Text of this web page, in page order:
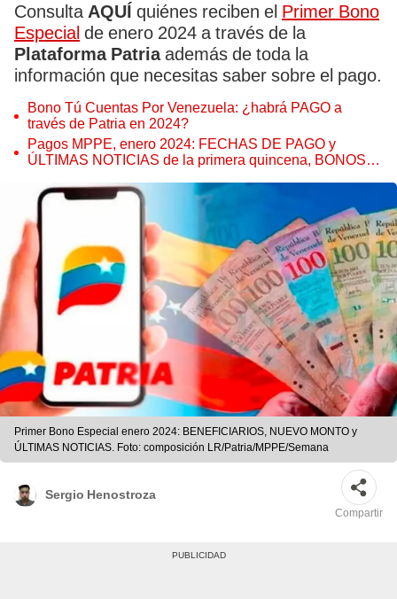
Consulta AQUÍ quiénes reciben el Primer Bono
Especial de enero 2024 a través de la
Plataforma Patriaademás de toda la
información que necesitas saber sobre el pago.
Bono Tú Cuentas Por Venezuela: ¿habrá PAGO a
través de Patria en 2024?
Pagos MPPE, enero 2024: FECHAS DE PAGO y
ÚLTIMAS NOTICIAS de la primera quincena, BONOS y
Primer Bono Especial enero 2024: BENEFICIARIOS, NUEVO MONTO y
ÚLTIMAS NOTICIAS. Foto: composición LR/Patria/MPPE/Semana
Sergio Henostroza
Compartir